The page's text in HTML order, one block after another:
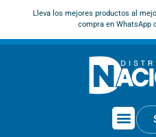
Lleva los mejores productos al
compra en WhatsApp